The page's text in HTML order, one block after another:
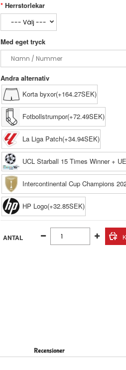
Herrstorlekar
Med eget tryck
Andra alternativ
Korta byxor(+164.27SEK)
Fotbollstrumpor(+72.49SEK)
La Liga Patch(+34.94SEK)
UCL Starball 15 Times Winner +
Intercontinental Cup Champions
HP Logo(+32.85SEK)
ANTAL
Recensioner